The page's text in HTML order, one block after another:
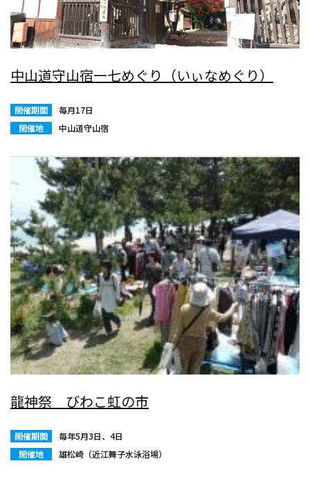
中山道守山宿一七めぐり（いぃなめぐり）
開催期間
毎月17日
開催地
中山道守山宿
龍神祭 びわこ虹の市
開催期間
毎年5月3日、4日
開催地
雄松崎（近江舞子水泳浴場）